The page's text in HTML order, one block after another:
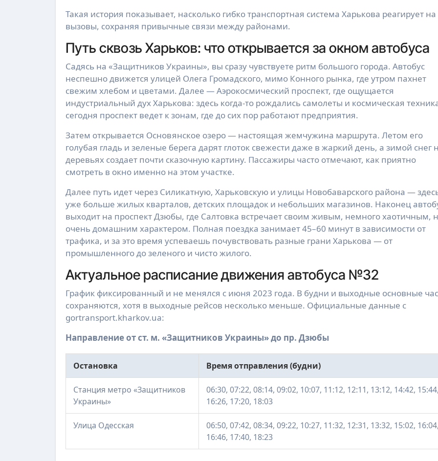
Такая история показывает, насколько гибко транспортная система Харькова реагирует на
вызовы, сохраняя привычные связи между районами.
Путь сквозь Харьков: что открывается за окном автобуса
Садясь на «Защитников Украины», вы сразу чувствуете ритм большого города. Автобус
неспешно движется улицей Олега Громадского, мимо Конного рынка, где утром пахнет
свежим хлебом и цветами. Далее — Аэрокосмический проспект, где ощущается
индустриальный дух Харькова: здесь когда-то рождались самолеты и космическая
сегодня проспект ведет к зонам, где до сих пор работают предприятия.
Затем открывается Основянское озеро — настоящая жемчужина маршрута. Летом его
голубая гладь и зеленые берега дарят глоток свежести даже в жаркий день, а зимой снег
деревьях создает почти сказочную картину. Пассажиры часто отмечают, как приятно
смотреть в окно именно на этом участке.
Далее путь идет через Силикатную, Харьковскую и улицы Новобаварского района —
уже больше жилых кварталов, детских площадок и небольших магазинов. Наконец
выходит на проспект Дзюбы, где Салтовка встречает своим живым, немного хаотичным,
очень домашним характером. Полная поездка занимает 45–60 минут в зависимости от
трафика, и за это время успеваешь почувствовать разные грани Харькова — от
промышленного до зеленого и чисто жилого.
Актуальное расписание движения автобуса №32
График фиксированный и не менялся с июня 2023 года. В будни и выходные основные
сохраняются, хотя в выходные рейсов несколько меньше. Официальные данные с
gortransport.kharkov.ua:
Направление от ст. м. «Защитников Украины» до пр. Дзюбы
Остановка Время отправления (будни)
Станция метро «Защитников
Украины»
06:30, 07:22, 08:14, 09:02, 10:07, 11:12, 12:11, 13:12, 14:42, 15:44,
16:26, 17:20, 18:03
Улица Одесская
06:50, 07:42, 08:34, 09:22, 10:27, 11:32, 12:31, 13:32, 15:02, 16:04,
16:46, 17:40, 18:23